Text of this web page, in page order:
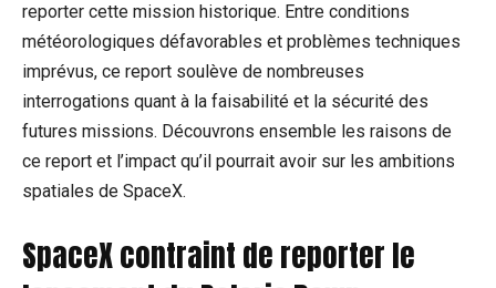
reporter cette mission historique. Entre conditions
météorologiques défavorables et problèmes techniques
imprévus, ce report soulève de nombreuses
interrogations quant à la faisabilité et la sécurité des
futures missions. Découvrons ensemble les raisons de
ce report et l’impact qu’il pourrait avoir sur les ambitions
spatiales de SpaceX.
SpaceX contraint de reporter le